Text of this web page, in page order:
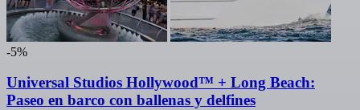
-5%
Universal Studios Hollywood™ + Long Beach:
Paseo en barco con ballenas y delfines